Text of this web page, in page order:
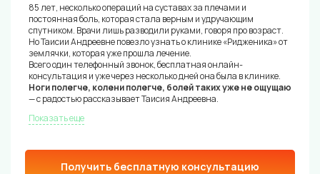
85 лет, несколько операций на суставах за плечами и
постоянная боль, которая стала верным и удручающим
спутником. Врачи лишь разводили руками, говоря про возраст.
Но Таисии Андреевне повезло узнать о клинике «Ридженика» от
землячки, которая уже прошла лечение.
Всего один телефонный звонок, бесплатная онлайн-
консультация и уже через несколько дней она была в клинике.
Ноги полегче, колени полегче, болей таких уже не ощущаю
— с радостью рассказывает Таисия Андреевна.
Показать еще
Получить бесплатную консультацию